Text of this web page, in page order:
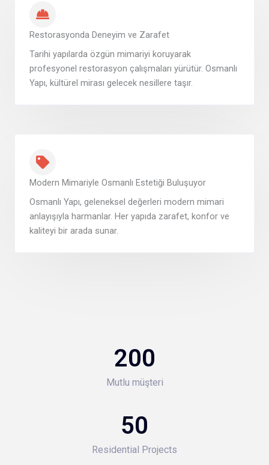
Restorasyonda Deneyim ve Zarafet
Tarihi yapılarda özgün mimariyi koruyarak
profesyonel restorasyon çalışmaları yürütür. Osmanlı
Yapı, kültürel mirası gelecek nesillere taşır.
Modern Mimariyle Osmanlı Estetiği Buluşuyor
Osmanlı Yapı, geleneksel değerleri modern mimari
anlayışıyla harmanlar. Her yapıda zarafet, konfor ve
kaliteyi bir arada sunar.
Mutlu müşteri
200
Residential Projects
50